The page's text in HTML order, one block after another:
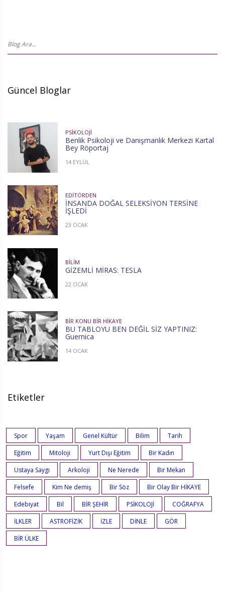
Güncel Bloglar
PSIKOLOJI
Benlik Psikoloji ve Danışmanlık Merkezi Kartal
Bey Röportaj
14 EYLÜL
EDITÖRDEN
İNSANDA DOĞAL SELEKSİYON TERSİNE
İŞLEDİ
23 OCAK
BILIM
GİZEMLİ MİRAS: TESLA
22 OCAK
BIR KONU BIR HIKAYE
BU TABLOYU BEN DEĞİL SİZ YAPTINIZ:
Guernica
14 OCAK
Etiketler
Spor Yaşam Genel Kültür Bilim
Tarih
Eğitim
Mitoloji Yurt Dışı Eğitim
Bir Kadın
Ustaya Saygı
Arkoloji Ne Nerede
Bir Mekan
Felsefe
Kim Ne demiş Bir Söz
Bir Olay Bir HİKAYE
Edebiyat
Bil BİR ŞEHİR PSİKOLOJİ
COĞRAFYA
İLKLER
ASTROFİZİK İZLE DİNLE
GÖR
BİR ÜLKE